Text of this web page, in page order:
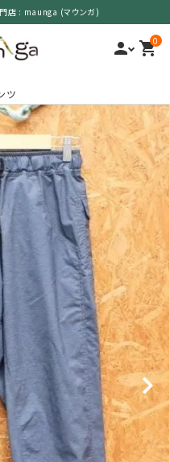
門店 : maunga (マウンガ)
person 0
shopping_cart
search
ツ